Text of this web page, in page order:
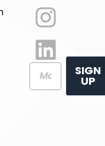
SIGN
UP